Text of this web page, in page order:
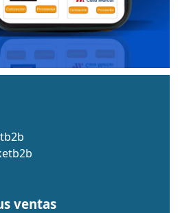
ventas